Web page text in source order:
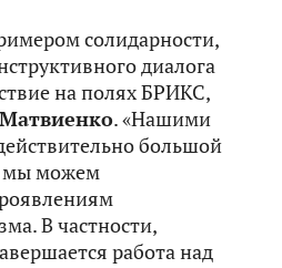
солидарности,
диалога
на полях БРИКС,
. «Нашими
большой
мы можем
В частности,
работа над